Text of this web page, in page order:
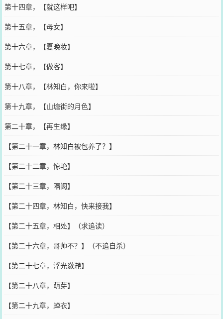
第十四章，【就这样吧】
第十五章，【母女】
第十六章，【夏晚妆】
第十七章，【做客】
第十八章，【林知白，你来啦】
第十九章，【山塘街的月色】
第二十章，【再生缘】
【第二十一章，林知白被包养了？】
【第二十二章，惊艳】
【第二十三章，隔阂】
【第二十四章，林知白，快来接我】
【第二十五章，相处】（求追读）
【第二十六章，哥帅不？】（不追自杀）
【第二十七章，浮光潋滟】
【第二十八章，萌芽】
【第二十九章，蝉衣】